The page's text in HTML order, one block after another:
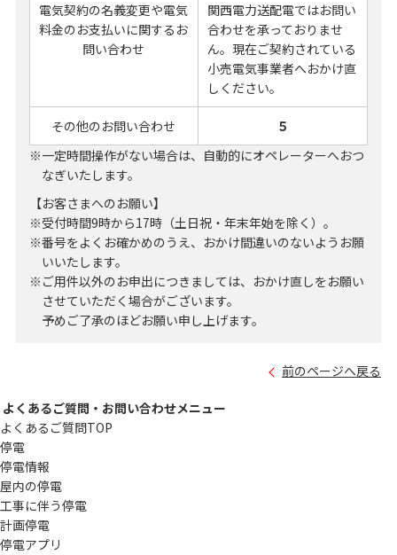
電気契約の名義変更や電気
料金のお支払いに関するお
問い合わせ
関西電力送配電ではお問い
合わせを承っておりませ
ん。現在ご契約されている
小売電気事業者へおかけ直
しください。
その他のお問い合わせ
５
※一定時間操作がない場合は、自動的にオペレーターへおつ
なぎいたします。
【お客さまへのお願い】
※受付時間9時から17時（土日祝・年末年始を除く）。
※番号をよくお確かめのうえ、おかけ間違いのないようお願
いいたします。
※ご用件以外のお申出につきましては、おかけ直しをお願い
させていただく場合がございます。
予めご了承のほどお願い申し上げます。
前のページへ戻る
よくあるご質問・お問い合わせメニュー
よくあるご質問TOP
停電
停電情報
屋内の停電
工事に伴う停電
計画停電
停電アプリ